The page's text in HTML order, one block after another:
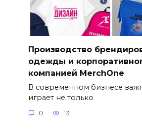
Производство
одежды и
компанией MerchOne
В современном бизнесе
играет не только
0 13